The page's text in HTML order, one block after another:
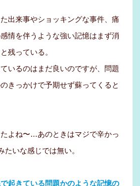
出来事やショッキングな事件、痛
情を伴うような強い記憶はまず消
残っている。
いるのはまだ良いのですが、問題
きっかけで予期せず蘇ってくると
たよね〜…あのときはマジで辛かっ
たいな感じでは無い。
起きている問題かのような記憶の